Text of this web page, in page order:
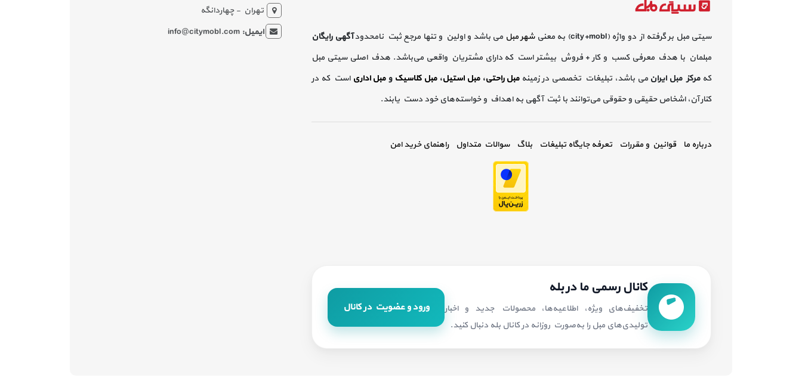
سیتی مبل بر گرفته از دو واژه (city+mobl) به معنی شهر مبل می باشد و اولین و تنها مرجع ثبت نامحدودآگهی رایگان
مبلمان با هدف معرفی کسب و کار + فروش بیشتر است که دارای مشتریان واقعی می‌باشد. هدف اصلی سیتی مبل
کهمرکز مبل ایران می باشد، تبلیغات تخصصی در زمینه مبل راحتی،مبل استیل،مبل کلاسیک ومبل اداری است که در
کنار آن، اشخاص حقیقی و حقوقی می‌توانند با ثبت آگهی به اهداف و خواسته‌های خود دست یابند.
درباره ما قوانین و مقررات تعرفه جایگاه تبلیغات بلاگ سوالات متداول راهنمای خرید امن
کانال رسمی ما در بله
تخفیف‌های ویژه، اطلاعیه‌ها، محصولات جدید و اخبار
تولیدی‌های مبل را به‌صورت روزانه در کانال بله دنبال کنید.
ورود و عضویت در کانال
تهران - چهاردانگه
ایمیل: info@citymobl.com